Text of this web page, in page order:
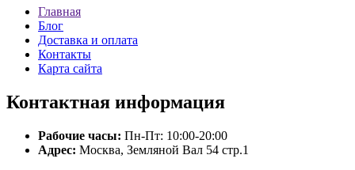
Главная
Блог
Доставка и оплата
Контакты
Карта сайта
Контактная информация
Рабочие часы: Пн-Пт: 10:00-20:00
Адрес: Москва, Земляной Вал 54 стр.1